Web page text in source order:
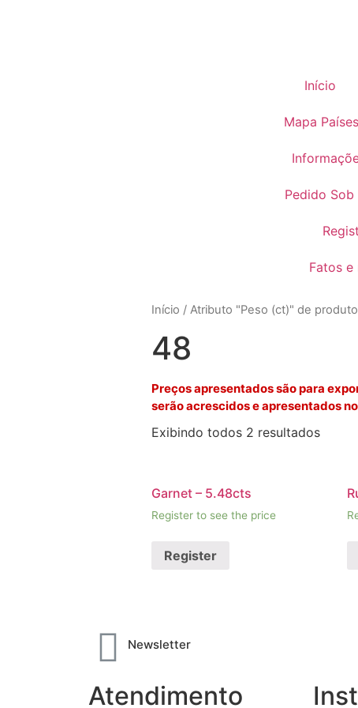
Início
Mapa
Pedido Sob
Fatos
Início / Atributo "Peso (ct)" de
48
Preços apresentados são para
serão acrescidos e apresentados
Exibindo todos 2 resultados
Garnet – 5.48cts
Register to see the price
Register
Newsletter
Atendimento